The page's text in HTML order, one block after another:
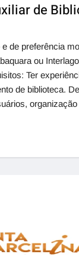
de
de preferência
ou
Ter
de biblioteca.
organização